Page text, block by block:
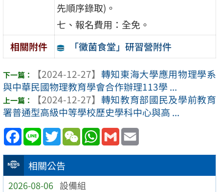
相關公告
2026-08-06 設備組
先順序錄取)。
七、報名費用：全免。
相關附件
「黴菌食堂」研習營附件
【2024-12-27】 轉知東海大學應用物理學系
與中華民國物理教育學會合作辦理113學 ...
【2024-12-27】 轉知教育部國民及學前教育
署普通型高級中等學校歷史學科中心與高 ...
Facebook
Line TwitterWeChatWhatsApp
Gmail